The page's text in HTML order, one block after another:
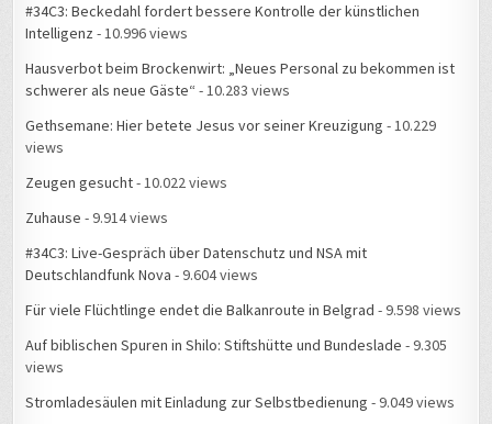
#34C3: Beckedahl fordert bessere Kontrolle der künstlichen
Intelligenz - 10.996 views
Hausverbot beim Brockenwirt: „Neues Personal zu bekommen ist
schwerer als neue Gäste“ - 10.283 views
Gethsemane: Hier betete Jesus vor seiner Kreuzigung - 10.229
views
Zeugen gesucht- 10.022 views
Zuhause - 9.914 views
#34C3: Live-Gespräch über Datenschutz und NSA mit
Deutschlandfunk Nova - 9.604 views
Für viele Flüchtlinge endet die Balkanroute in Belgrad - 9.598 views
Auf biblischen Spuren in Shilo: Stiftshütte und Bundeslade - 9.305
views
Stromladesäulen mit Einladung zur Selbstbedienung - 9.049 views